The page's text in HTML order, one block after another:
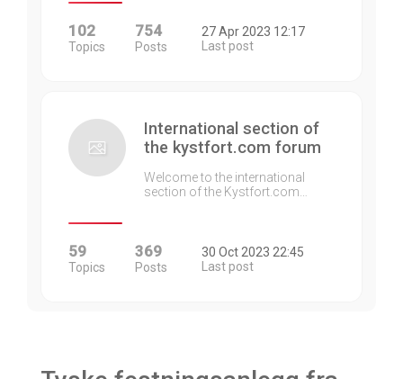
102
Topics
754
Posts
27 Apr 2023 12:17
Last post
International section of
the kystfort.com forum
Welcome to the international
section of the Kystfort.com…
59
Topics
369
Posts
30 Oct 2023 22:45
Last post